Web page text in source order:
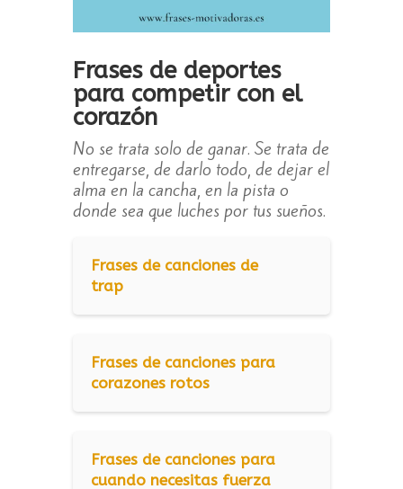
Frases de deportes
para competir con el
corazón
No se trata solo de ganar. Se trata de
entregarse, de darlo todo, de dejar el
alma en la cancha, en la pista o
donde sea que luches por tus sueños.
Frases de canciones de
trap
Frases de canciones para
corazones rotos
Frases de canciones para
cuando necesitas fuerza